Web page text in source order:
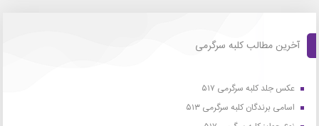
آخرین مطالب کلبه سرگرمی
عکس جلد کلبه سرگرمی ۵۱۷
اسامی برندگان کلبه سرگرمی ۵۱۳